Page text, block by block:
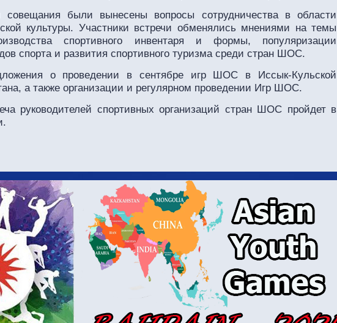
совещания были вынесены вопросы сотрудничества в области
культуры. Участники встречи обменялись мнениями на темы
спортивного инвентаря и формы, популяризации
спорта и развития спортивного туризма среди стран ШОС.
о проведении в сентябре игр ШОС в Иссык-Кульской
а также организации и регулярном проведении Игр ШОС.
руководителей спортивных организаций стран ШОС пройдет в